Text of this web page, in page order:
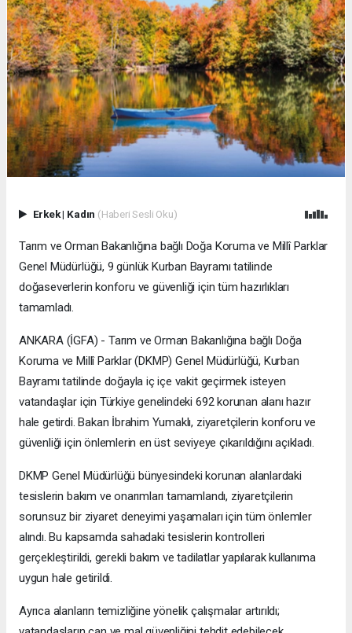
Erkek| Kadın (Haberi Sesli Oku)
Tarım ve Orman Bakanlığına bağlı Doğa Koruma ve Millî Parklar
Genel Müdürlüğü, 9 günlük Kurban Bayramı tatilinde
doğaseverlerin konforu ve güvenliği için tüm hazırlıkları
tamamladı.
ANKARA (İGFA) - Tarım ve Orman Bakanlığına bağlı Doğa
Koruma ve Millî Parklar (DKMP) Genel Müdürlüğü, Kurban
Bayramı tatilinde doğayla iç içe vakit geçirmek isteyen
vatandaşlar için Türkiye genelindeki 692 korunan alanı hazır
hale getirdi. Bakan İbrahim Yumaklı, ziyaretçilerin konforu ve
güvenliği için önlemlerin en üst seviyeye çıkarıldığını açıkladı.
DKMP Genel Müdürlüğü bünyesindeki korunan alanlardaki
tesislerin bakım ve onarımları tamamlandı, ziyaretçilerin
sorunsuz bir ziyaret deneyimi yaşamaları için tüm önlemler
alındı. Bu kapsamda sahadaki tesislerin kontrolleri
gerçekleştirildi, gerekli bakım ve tadilatlar yapılarak kullanıma
uygun hale getirildi.
Ayrıca alanların temizliğine yönelik çalışmalar artırıldı;